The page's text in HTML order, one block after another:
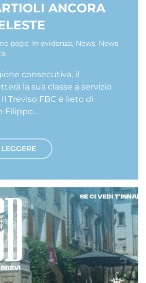
ANCORA
page, In evidenza, News, News
.
consecutiva, il
la sua classe a servizio
Treviso FBC è lieto di
Filippo...